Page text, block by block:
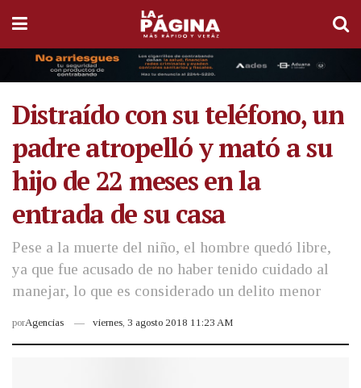
Distraído con su teléfono, un
padre atropelló y mató a su
hijo de 22 meses en la
entrada de su casa
Pese a la muerte del niño, el hombre quedó libre,
ya que fue acusado de no haber tenido cuidado al
manejar, lo que es considerado un delito menor
porAgencias viernes, 3 agosto 2018 11:23 AM